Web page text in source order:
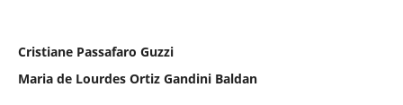
Cristiane Passafaro Guzzi
Maria de Lourdes Ortiz Gandini Baldan